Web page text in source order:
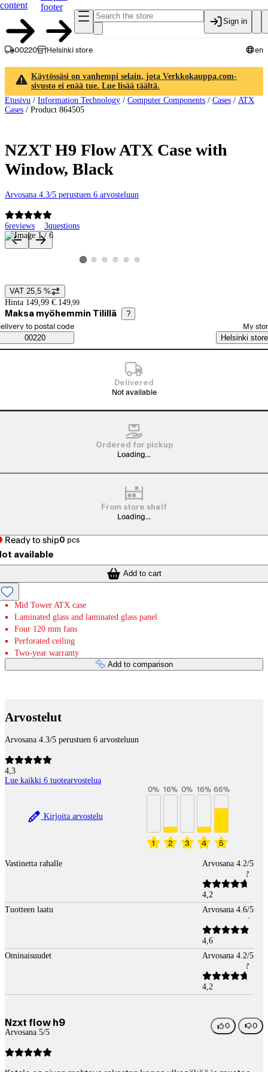
content
footer
Sign in
00220 Helsinki store en
Käytössäsi on vanhempi selain, jota Verkkokauppa.com-
sivusto ei enää tue. Lue lisää täältä.
Etusivu / Information Technology / Computer Components / Cases / ATX
Cases / Product 864505
NZXT H9 Flow ATX Case with
Window, Black
Arvosana 4.3/5 perustuen 6 arvosteluun
6reviews 3questions
Product images and videos
View product image 1
View product image 2
View product image 3
View product image 4
View product image 5
View product image 6
Price details
VAT 25,5 %
Hinta 149,99 €. 149,99
Maksa myöhemmin Tilillä ?
Saatavuustiedot
order method
to postal code
00220
My
Helsinki store
Delivered
Not available
Ordered for pickup
Loading...
From store shelf
Loading...
Ready to ship0 pcs
available
Add to cart
Mid Tower ATX case
Laminated glass and laminated glass panel
Four 120 mm fans
Perforated ceiling
Two-year warranty
Add to comparison
Arvostelut
Arvosana 4.3/5 perustuen 6 arvosteluun
4,3
Lue kaikki 6 tuotearvostelua
Kirjoita arvostelu
1
0%
2
16%
3
0%
4
16%
5
66%
Vastinetta rahalle Arvosana 4.2/5
4,2
Tuotteen laatu
Arvosana 4.6/5
4,6
Ominaisuudet
Arvosana 4.2/5
4,2
Nzxt flow h9
Arvosana 5/5
0 0